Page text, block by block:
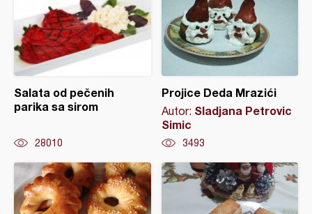
Salata od pečenih
parika sa sirom
28010
Projice Deda Mrazići
Autor: Sladjana Petrovic
Simic
3493